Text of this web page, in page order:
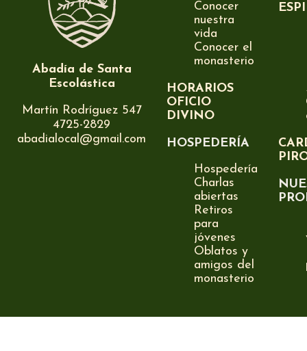
Abadía de Santa
Escolástica
Martín Rodríguez 547
4725-2829
abadialocal@gmail.com
Conocer
nuestra
vida
Conocer el
monasterio
HORARIOS
OFICIO
DIVINO
HOSPEDERÍA
Hospedería
Charlas
abiertas
Retiros
para
jóvenes
Oblatos y
amigos del
monasterio